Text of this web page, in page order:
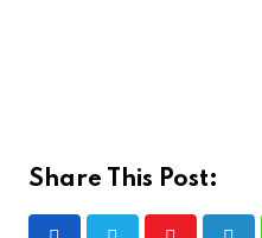
Share This Post: